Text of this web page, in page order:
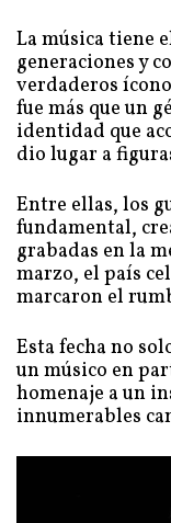
La música tiene
generaciones y
verdaderos
fue más que un
identidad que
dio lugar a
Entre ellas, los
fundamental,
grabadas en la
marzo, el país
marcaron el
Esta fecha no
un músico en
homenaje a un
innumerables